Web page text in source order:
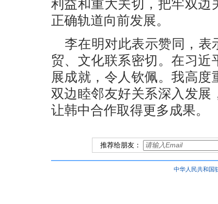
利益和重大关切，把牢双
正确轨道向前发展。
李在明对此表示赞同，
贸、文化联系密切。在习
展成就，令人钦佩。我高
双边睦邻友好关系深入发
让韩中合作取得更多成果。
推荐给朋友：
中华人民共和国